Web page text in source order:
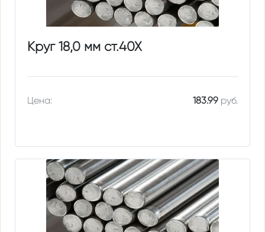
Круг 18,0 мм ст.40Х
Цена: 183.99руб.